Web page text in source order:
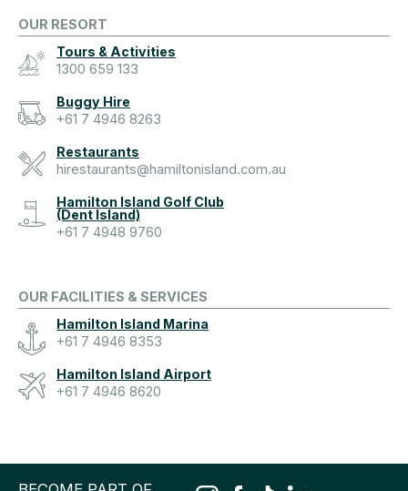
OUR RESORT
Tours & Activities
1300 659 133
Buggy Hire
+61 7 4946 8263
Restaurants
hirestaurants@hamiltonisland.com.au
Hamilton Island Golf Club
(Dent Island)
+61 7 4948 9760
OUR FACILITIES & SERVICES
Hamilton Island Marina
+61 7 4946 8353
Hamilton Island Airport
+61 7 4946 8620